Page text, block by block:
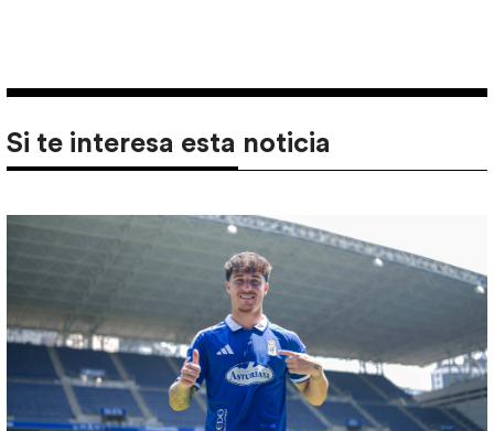
Si te interesa esta noticia